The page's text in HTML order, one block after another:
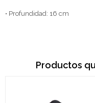
• Profundidad: 16 cm
Productos